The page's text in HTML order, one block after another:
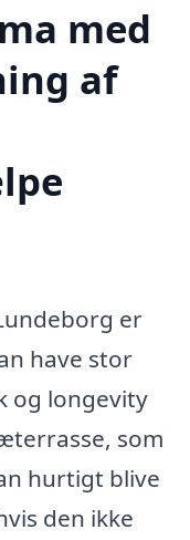
med
af
er
have stor
og longevity
som
hurtigt blive
den ikke